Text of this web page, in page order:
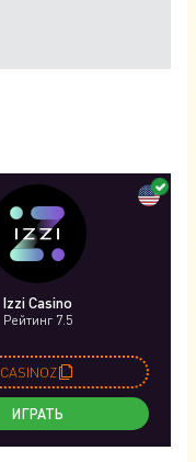
Izzi Casino
Рейтинг 7.5
CASINOZ
ИГРАТЬ